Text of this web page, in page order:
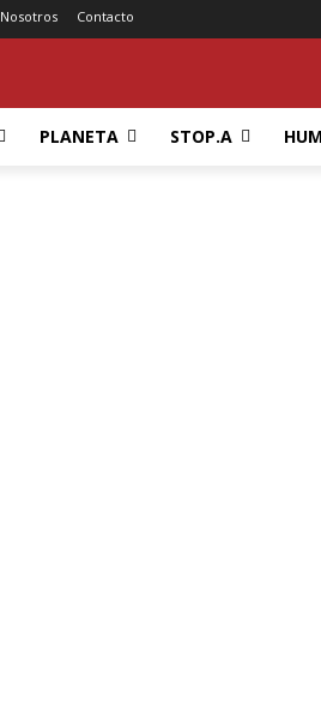
Nosotros Contacto
PLANETA STOP.A